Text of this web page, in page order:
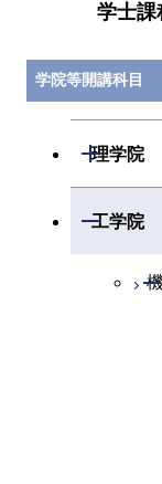
学士課
学院等開講科目
理学院
開閉
工学院
開閉